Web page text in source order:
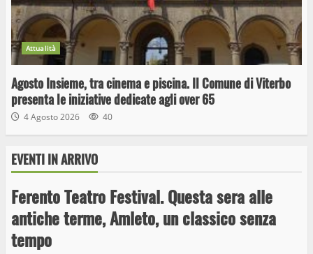
Attualità
Agosto Insieme, tra cinema e piscina. Il Comune di Viterbo
presenta le iniziative dedicate agli over 65
4 Agosto 2026 40
EVENTI IN ARRIVO
Ferento Teatro Festival. Questa sera alle
antiche terme, Amleto, un classico senza
tempo